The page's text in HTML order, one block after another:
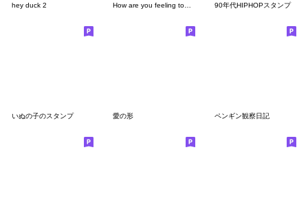
hey duck 2 90年代HIPHOPスタンプ
いぬの子のスタンプ 愛の形 ペンギン観察日記